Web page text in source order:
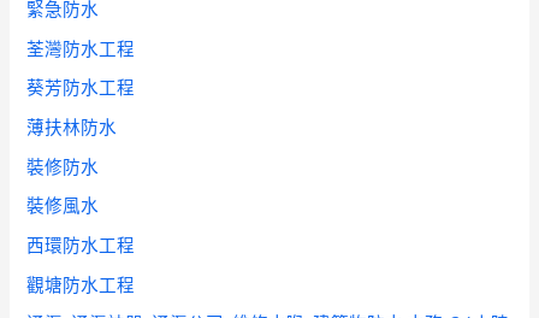
緊急防水
荃灣防水工程
葵芳防水工程
薄扶林防水
裝修防水
裝修風水
西環防水工程
觀塘防水工程